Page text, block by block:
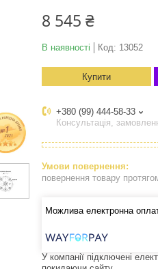
8 545 ₴
В наявності Код: 13052
Купити
+380 (99) 444-58-33
Консультація,
повернення товару
У компанії підключені